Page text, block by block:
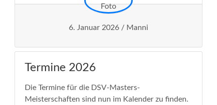
6. Januar 2026 / Manni
Termine 2026
Die Termine für die DSV-Masters-
Meisterschaften sind nun im Kalender zu finden.